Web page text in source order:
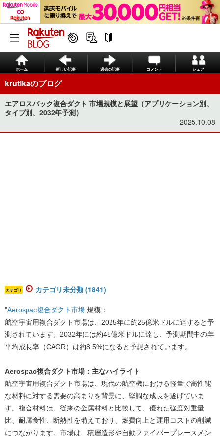
ホーム 新しい記事 過去の記事 コメント シェア
krutikaのブログ
エアロスパック複合ダクト 市場規模と展望（アプリケーション別、
タイプ別、2032年予測）
2025.10.08
カテゴリ カテゴリ未分類 (1841)
"Aerospac複合ダクト市場 規模：
航空宇宙用複合ダクト市場は、2025年に約25億米ドルに達すると予
測されています。2032年には約45億米ドルに達し、予測期間中の年
平均成長率（CAGR）は約8.5%になると予想されています。
Aerospac複合ダクト市場：主なハイライト
航空宇宙用複合ダクト市場は、現代の航空機における軽量で高性能
な材料に対する需要の高まりを背景に、堅調な成長を遂げていま
す。複合材料は、従来の金属材料と比較して、優れた強度対重量
比、耐腐食性、断熱性を備えており、燃費向上と運用コストの削減
につながります。市場は、積層造形や自動ファイバープレースメン